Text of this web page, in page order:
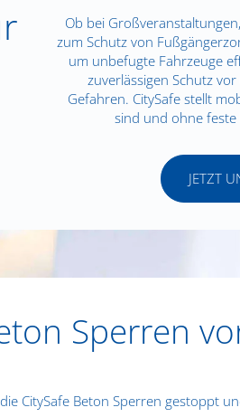
Ob bei
zum Schutz von
um unbefugte Fahrzeuge
zuverlässigen Schutz
Gefahren. CitySafe stellt
sind und ohne
JETZT
Sperren
CitySafe Beton Sperren gestoppt